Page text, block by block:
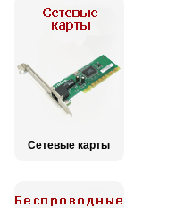
Сетевые карты